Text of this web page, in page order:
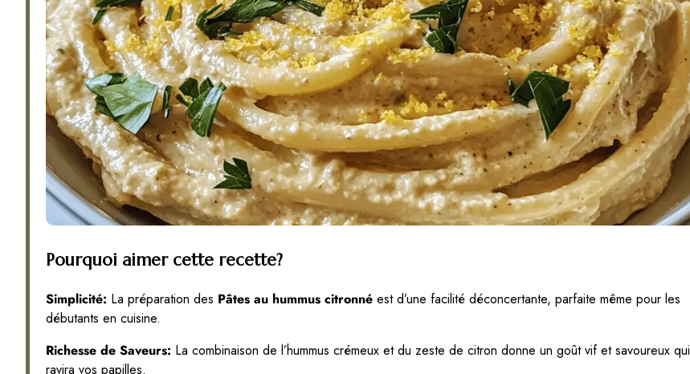
Pourquoi aimer cette recette?
Simplicité: La préparation des Pâtes au hummus citronné est d’une facilité déconcertante, parfaite même pour les
débutants en cuisine.
Richesse de Saveurs: La combinaison de l’hummus crémeux et du zeste de citron donne un goût vif et savoureux qui
ravira vos papilles.